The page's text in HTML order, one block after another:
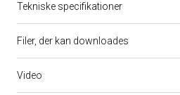
Tekniske specifikationer
Filer, der kan downloades
Video